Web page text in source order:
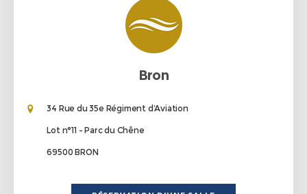
Bron
34 Rue du 35e Régiment d’Aviation
Lot n°11 - Parc du Chêne
69500 BRON